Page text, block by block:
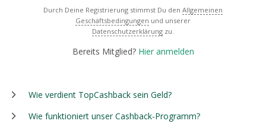
Durch Deine Registrierung stimmst Du den Allgemeinen
Geschäftsbedingungen und unserer
Datenschutzerklärung zu.
Bereits Mitglied? Hier anmelden
Wie verdient TopCashback sein Geld?
Wie funktioniert unser Cashback-Programm?